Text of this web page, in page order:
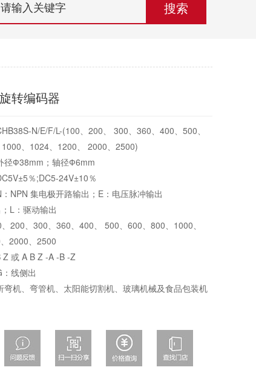
联系欣灵
转编码器
N/E/F/L-(100、200、 300、360、400、500、
、1024、1200、 2000、2500)
径Ф38mm；轴径Ф6mm
％;DC5-24V±10％
：NPN 集电极开路输出；E：电压脉冲输出
L：驱动输出
200、300、360、400、 500、600、800、1000、
2000、2500
Z 或 A B Z -A -B -Z
：线侧出
弯机、弯管机、太阳能切割机、玻璃机械及食品包装机